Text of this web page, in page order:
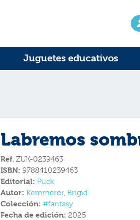
Juguetes educativos
Labremos
Ref. ZUK-0239463
ISBN: 9788410239463
Editorial: Puck
Autor: Kemmerer, Brigid
Colección: #fantasy
Fecha de edición: 2025